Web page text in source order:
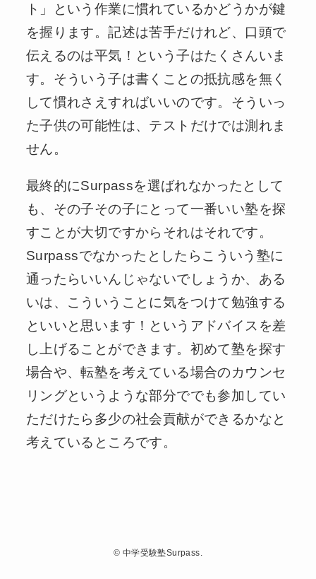
ト」という作業に慣れているかどうかが鍵
を握ります。記述は苦手だけれど、口頭で
伝えるのは平気！という子はたくさんいま
す。そういう子は書くことの抵抗感を無く
して慣れさえすればいいのです。そういっ
た子供の可能性は、テストだけでは測れま
せん。
最終的にSurpassを選ばれなかったとして
も、その子その子にとって一番いい塾を探
すことが大切ですからそれはそれです。
Surpassでなかったとしたらこういう塾に
通ったらいいんじゃないでしょうか、ある
いは、こういうことに気をつけて勉強する
といいと思います！というアドバイスを差
し上げることができます。初めて塾を探す
場合や、転塾を考えている場合のカウンセ
リングというような部分ででも参加してい
ただけたら多少の社会貢献ができるかなと
考えているところです。
© 中学受験塾Surpass.